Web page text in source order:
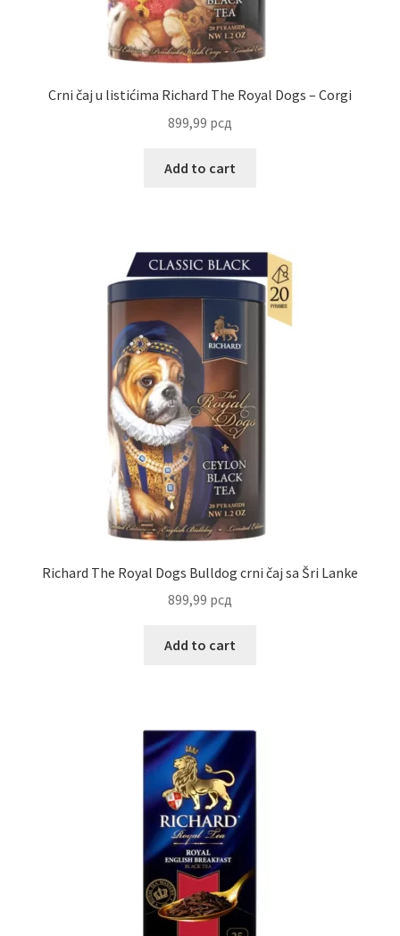
Reset password
Terms Conditions
Uredjenje doma
Crni čaj u listićima Richard The Royal Dogs – Corgi
899,99 рсд
Add to cart
Richard The Royal Dogs Bulldog crni čaj sa Šri Lanke
899,99 рсд
Add to cart